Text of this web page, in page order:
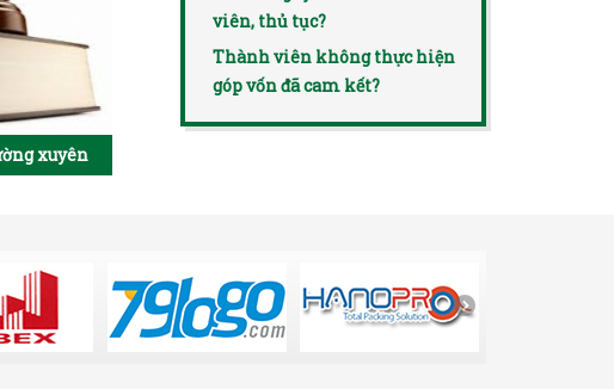
xuyên
viên, thủ tục?
Thành viên không thực hiện
góp vốn đã cam kết?